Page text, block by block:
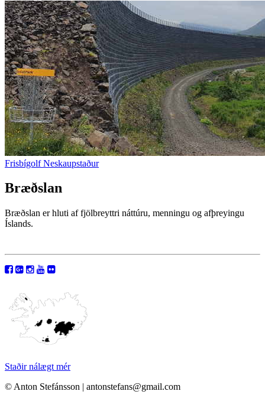
Frisbígolf Neskaupstaður
Bræðslan
Bræðslan er hluti af fjölbreyttri náttúru, menningu og afþreyingu
Íslands.
Staðir nálægt mér
© Anton Stefánsson | antonstefans@gmail.com